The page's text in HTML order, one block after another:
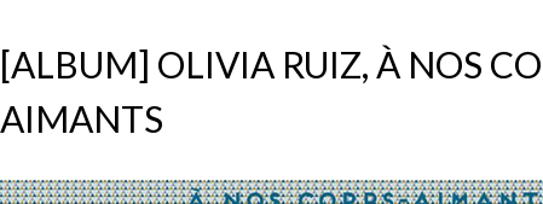
[ALBUM] OLIVIA RUIZ, À NOS
AIMANTS